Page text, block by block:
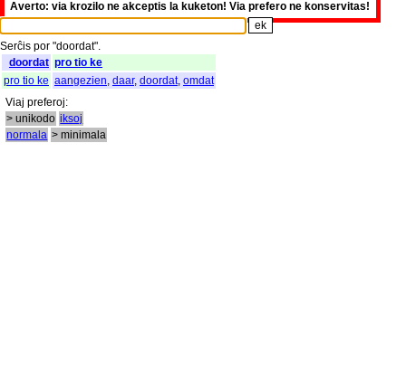
Averto: via krozilo ne akceptis la kuketon! Via prefero ne konservitas!
Serĉis por "doordat".
doordat pro tio ke
pro tio ke aangezien daar, doordat, omdat
Viaj preferoj:
> unikodo iksoj
normala > minimala